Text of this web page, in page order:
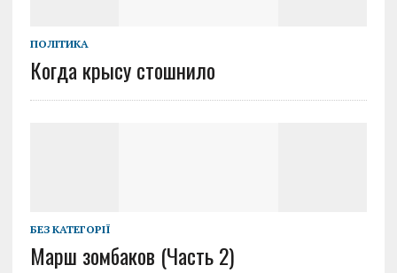
ПОЛІТИКА
Когда крысу стошнило
БЕЗ КАТЕГОРІЇ
Марш зомбаков (Часть 2)